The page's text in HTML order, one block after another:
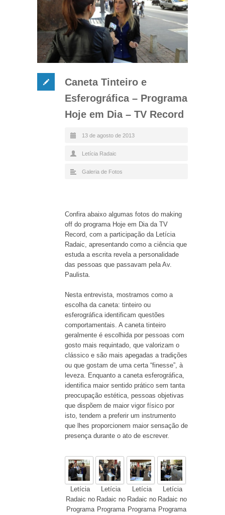
Caneta Tinteiro e
Esferográfica – Programa
Hoje em Dia – TV Record
13 de agosto de 2013
Letícia Radaic
Galeria de Fotos
Confira abaixo algumas fotos do making
off do programa Hoje em Dia da TV
Record, com a participação da Letícia
Radaic, apresentando como a ciência que
estuda a escrita revela a personalidade
das pessoas que passavam pela Av.
Paulista.
Nesta entrevista, mostramos como a
escolha da caneta: tinteiro ou
esferográfica identificam questões
comportamentais. A caneta tinteiro
geralmente é escolhida por pessoas com
gosto mais requintado, que valorizam o
clássico e são mais apegadas a tradições
ou que gostam de uma certa “finesse”, à
leveza. Enquanto a caneta esferográfica,
identifica maior sentido prático sem tanta
preocupação estética, pessoas objetivas
que dispõem de maior vigor físico por
isto, tendem a preferir um instrumento
que lhes proporcionem maior sensação de
presença durante o ato de escrever.
Letícia
Radaic no
Programa
Letícia
Radaic no
Programa
Letícia
Radaic no
Programa
Letícia
Radaic no
Programa